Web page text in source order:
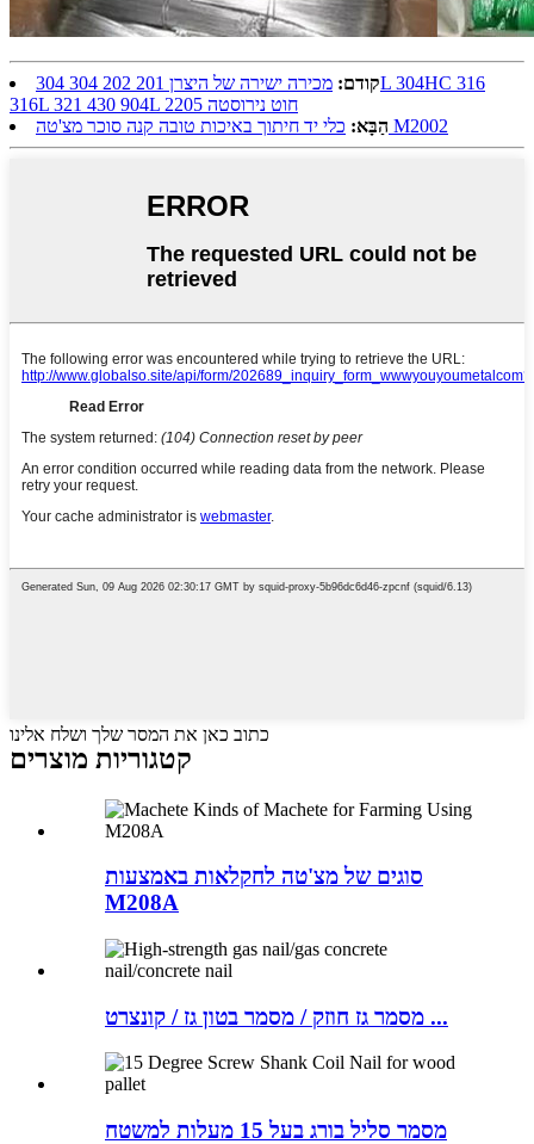
קודם:
מכירה ישירה של היצרן 201 202 304 304L 304HC 316
316L 321 430 904L 2205 חוט נירוסטה
הַבָּא: כלי יד חיתוך באיכות טובה קנה סוכר מצ'טה M2002
כתוב כאן את המסר שלך ושלח אלינו
קטגוריות מוצרים
סוגים של מצ'טה לחקלאות באמצעות
M208A
מסמר גז חוזק / מסמר בטון גז / קונצרט ...
מסמר סליל בורג בעל 15 מעלות למשטח